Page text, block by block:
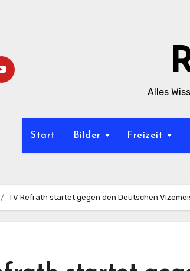
Alles
Start Bilder Freizeit
TV Refrath startet gegen den Deutschen